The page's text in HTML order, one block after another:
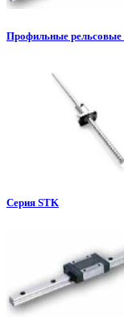
Профильные
Серия STK